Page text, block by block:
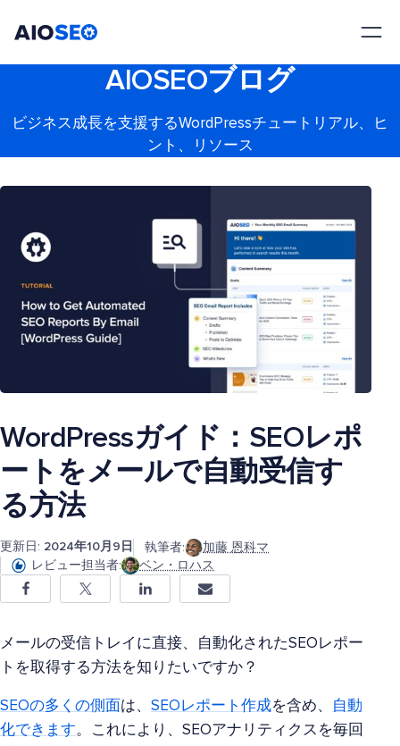
AIOSEOブログ
ビジネス成長を支援するWordPressチュートリアル、ヒ
ント、リソース
WordPressガイド：SEOレポ
ートをメールで自動受信す
る方法
更新日: 2024年10月9日 執筆者:
加藤 恩科マ
レビュー担当者:
ベン・ロハス
メールの受信トレイに直接、自動化されたSEOレポー
トを取得する方法を知りたいですか？
SEOの多くの側面は、 SEOレポート作成を含め、
自動
化できます。これにより、SEOアナリティクスを毎回